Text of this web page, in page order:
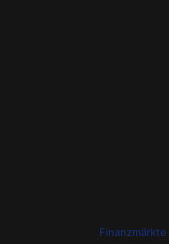
Finanzmärkte